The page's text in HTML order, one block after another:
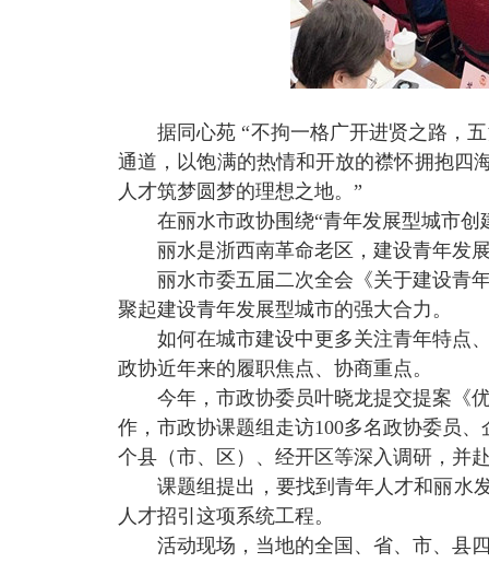
据同心苑 “不拘一格广开进贤之路，
通道，以饱满的热情和开放的襟怀拥抱四
人才筑梦圆梦的理想之地。”
在丽水市政协围绕“青年发展型城市
丽水是浙西南革命老区，建设青年发
丽水市委五届二次全会《关于建设青
聚起建设青年发展型城市的强大合力。
如何在城市建设中更多关注青年特点
政协近年来的履职焦点、协商重点。
今年，市政协委员叶晓龙提交提案《
作，市政协课题组走访100多名政协委员、
个县（市、区）、经开区等深入调研，并
课题组提出，要找到青年人才和丽水
人才招引这项系统工程。
活动现场，当地的全国、省、市、县